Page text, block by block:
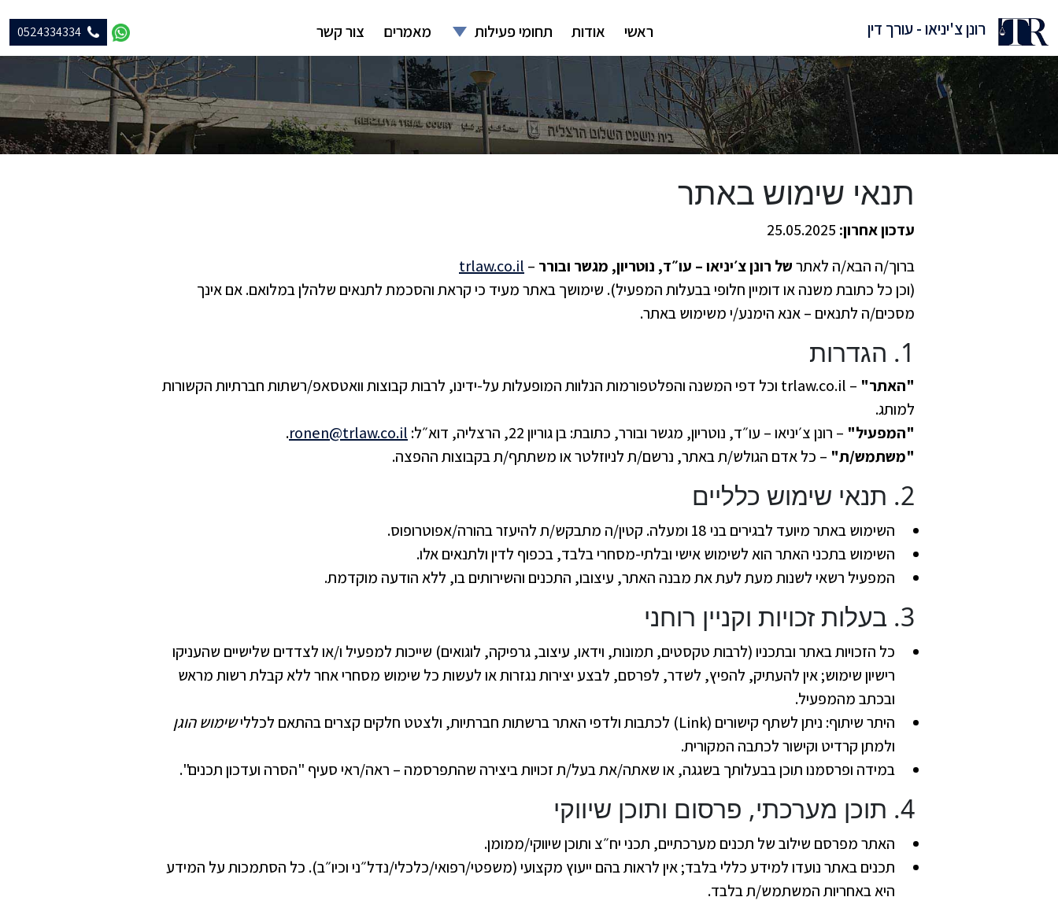
לתוכן
רונן צ'יניאו - עורך דין ראשי אודות תחומי פעילות מאמרים צור קשר 0524334334
תנאי שימוש באתר
עדכון אחרון:
ברוך/ה הבא/ה לאתרשל רונן צ׳יניאו – עו״ד, נוטריון, מגשר ובורר –
trlaw.co.il
(וכן כל כתובת משנה או דומיין חלופי בבעלות המפעיל). שימושך באתר מעיד כי קראת והסכמת לתנאים שלהלן במלואם. אם אינך
מסכים/ה לתנאים – אנא הימנע/י משימוש באתר.
1. הגדרות
"האתר"
– trlaw.co.il וכל דפי המשנה והפלטפורמות הנלוות המופעלות על-ידינו, לרבות קבוצות וואטסאפ/רשתות חברתיות הקשורות
למותג.
"המפעיל" – רונן צ׳יניאו – עו״ד, נוטריון, מגשר ובורר, כתובת: בן גוריון 22, הרצליה, דוא״ל: ronen@trlaw.co.il
.
"משתמש/ת" – כל אדם הגולש/ת באתר, נרשם/ת לניוזלטר או משתתף/ת בקבוצות ההפצה.
2. תנאי שימוש כלליים
השימוש באתר מיועד לבגירים בני 18 ומעלה. קטין/ה מתבקש/ת להיעזר בהורה/אפוטרופוס.
השימוש בתכני האתר הוא לשימוש אישי ובלתי-מסחרי בלבד, בכפוף לדין ולתנאים אלו.
המפעיל רשאי לשנות מעת לעת את מבנה האתר, עיצובו, התכנים והשירותים בו, ללא הודעה מוקדמת.
3. בעלות זכויות וקניין רוחני
כל הזכויות באתר ובתכניו (לרבות טקסטים, תמונות, וידאו, עיצוב, גרפיקה, לוגואים) שייכות למפעיל ו/או לצדדים שלישיים שהעניקו
רישיון שימוש; אין להעתיק, להפיץ, לשדר, לפרסם, לבצע יצירות נגזרות או לעשות כל שימוש מסחרי אחר ללא קבלת רשות מראש
ובכתב מהמפעיל.
היתר שיתוף: ניתן לשתף קישורים (Link) לכתבות ולדפי האתר ברשתות חברתיות, ולצטט חלקים קצרים בהתאם לכללי
שימוש הוגן
ולמתן קרדיט וקישור לכתבה המקורית.
במידה ופרסמנו תוכן בבעלותך בשגגה, או שאתה/את בעל/ת זכויות ביצירה שהתפרסמה – ראה/ראי סעיף "הסרה ועדכון תכנים".
4. תוכן מערכתי, פרסום ותוכן שיווקי
האתר מפרסם שילוב של תכנים מערכתיים, תכני יח״צ ותוכן שיווקי/ממומן.
תכנים באתר נועדו למידע כללי בלבד; אין לראות בהם ייעוץ מקצועי (משפטי/רפואי/כלכלי/נדל״ני וכיו״ב). כל הסתמכות על המידע
היא באחריות המשתמש/ת בלבד.